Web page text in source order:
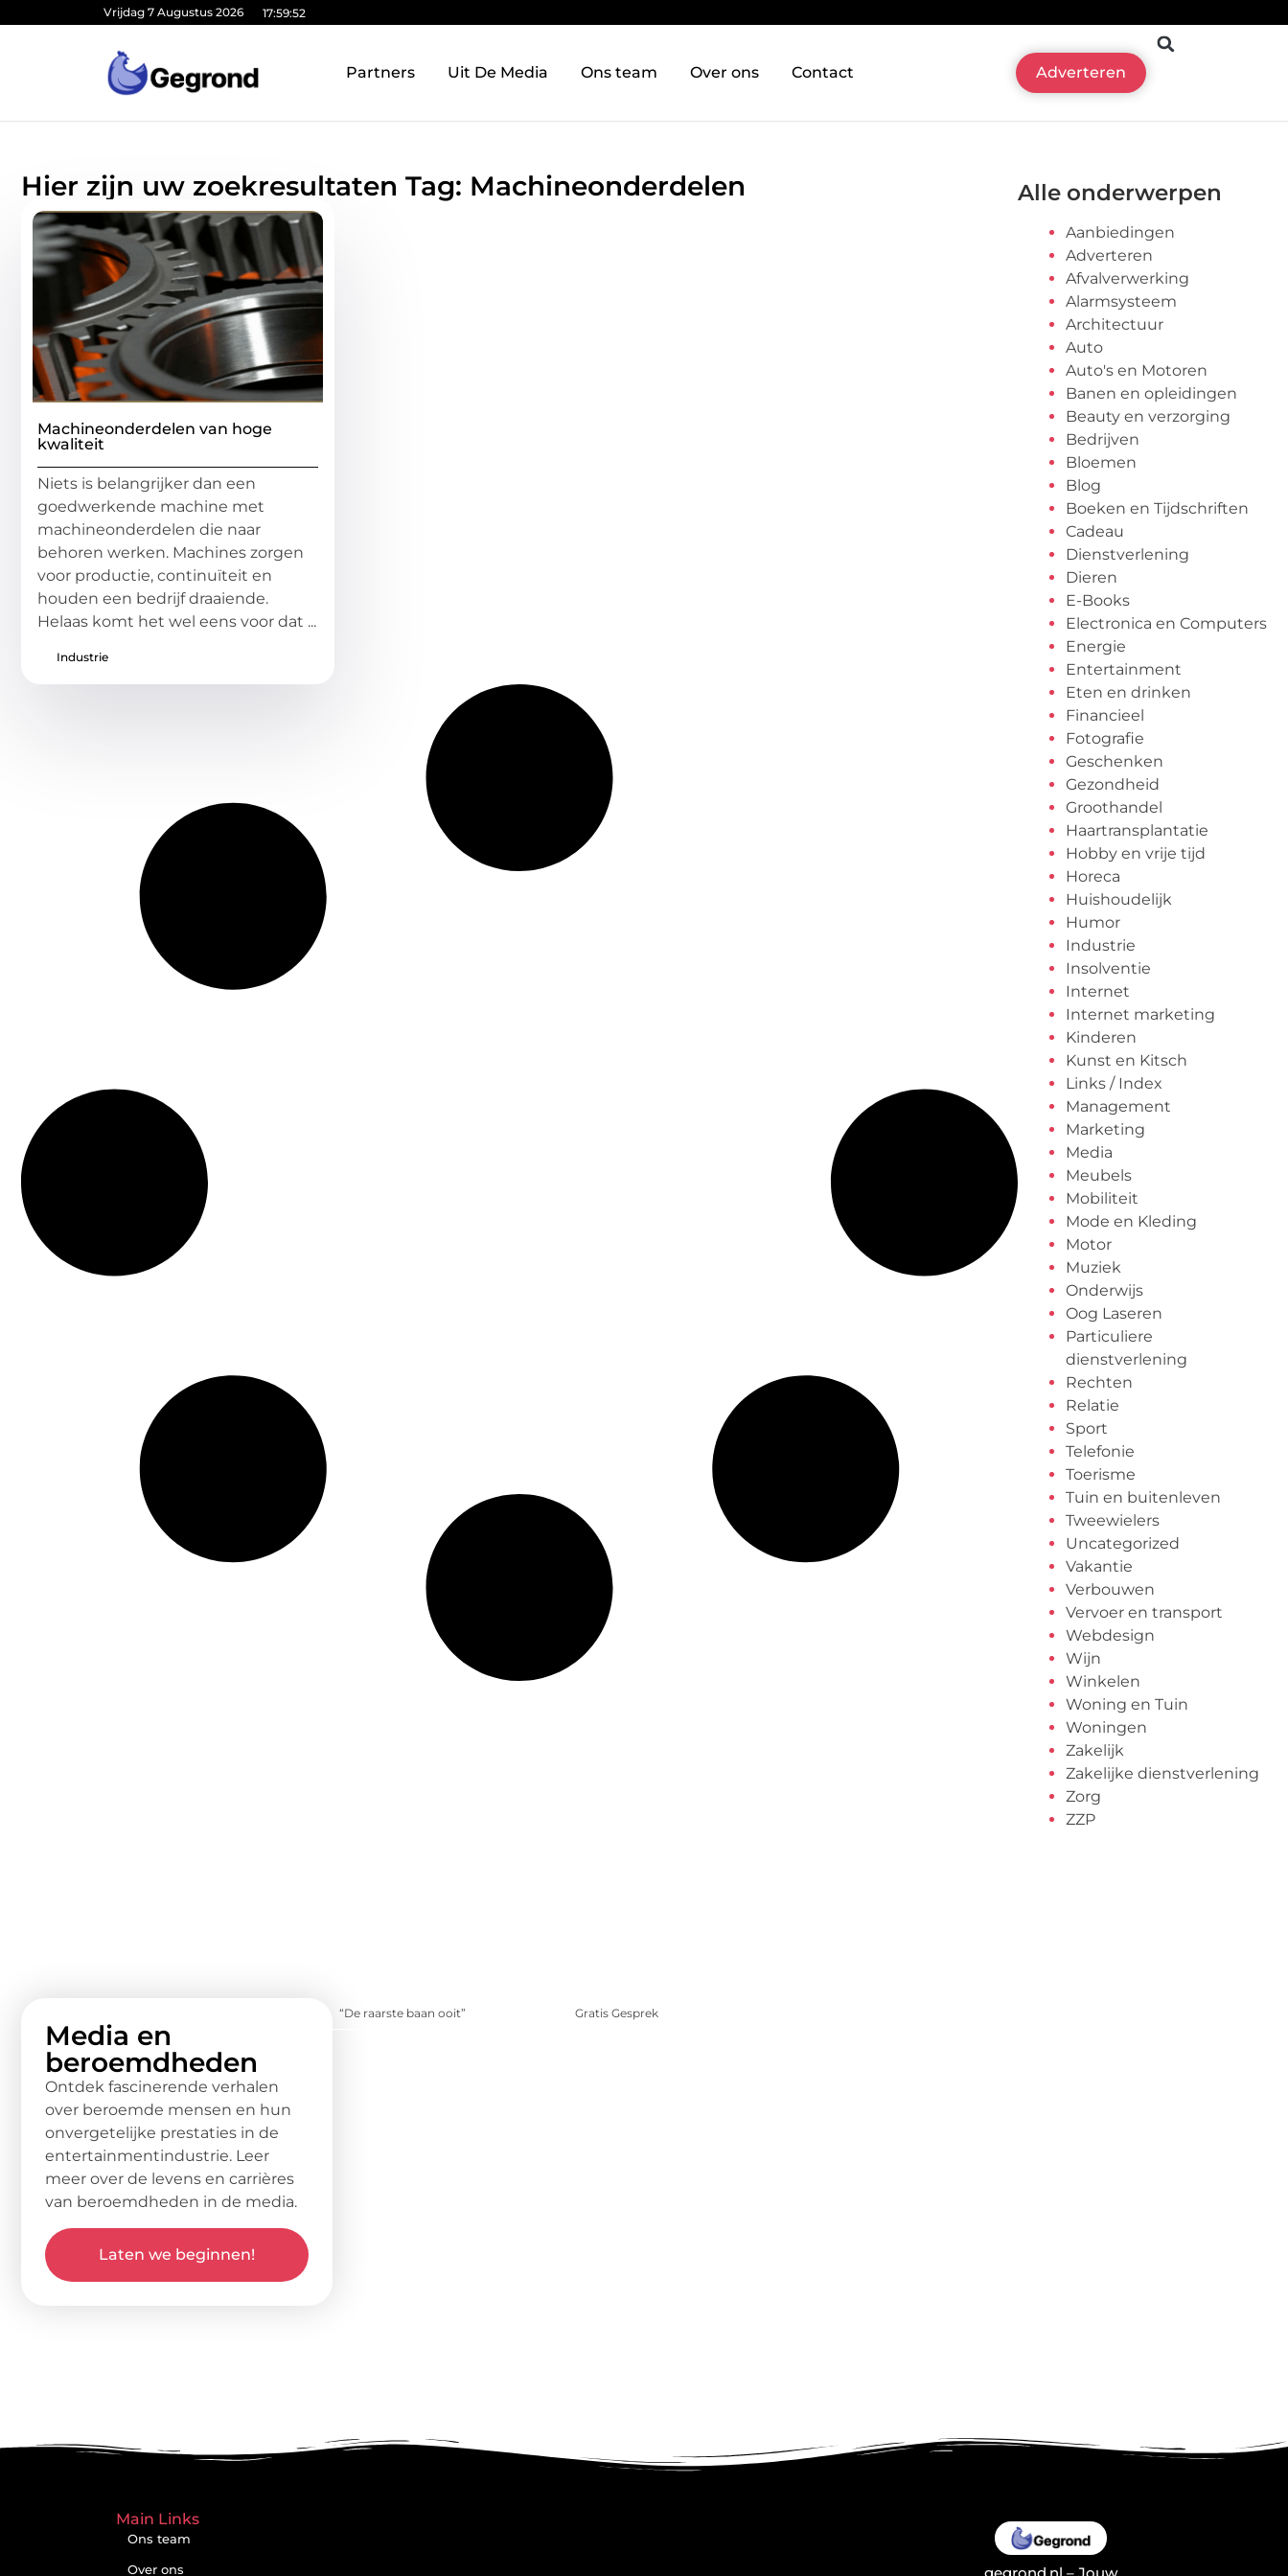
Vrijdag 7 Augustus 2026 17:59:53
Partners Uit De Media Ons team Over ons Contact Adverteren
Hier zijn uw zoekresultaten Tag: Machineonderdelen
Machineonderdelen van hoge
kwaliteit
Niets is belangrijker dan een
goedwerkende machine met
machineonderdelen die naar
behoren werken. Machines zorgen
voor productie, continuïteit en
houden een bedrijf draaiende.
Helaas komt het wel eens voor dat ...
Industrie
Alle onderwerpen
Aanbiedingen
Adverteren
Afvalverwerking
Alarmsysteem
Architectuur
Auto
Auto's en Motoren
Banen en opleidingen
Beauty en verzorging
Bedrijven
Bloemen
Blog
Boeken en Tijdschriften
Cadeau
Dienstverlening
Dieren
E-Books
Electronica en Computers
Energie
Entertainment
Eten en drinken
Financieel
Fotografie
Geschenken
Gezondheid
Groothandel
Haartransplantatie
Hobby en vrije tijd
Horeca
Huishoudelijk
Humor
Industrie
Insolventie
Internet
Internet marketing
Kinderen
Kunst en Kitsch
Links / Index
Management
Marketing
Media
Meubels
Mobiliteit
Mode en Kleding
Motor
Muziek
Onderwijs
Oog Laseren
Particuliere
dienstverlening
Rechten
Relatie
Sport
Telefonie
Toerisme
Tuin en buitenleven
Tweewielers
Uncategorized
Vakantie
Verbouwen
Vervoer en transport
Webdesign
Wijn
Winkelen
Woning en Tuin
Woningen
Zakelijk
Zakelijke dienstverlening
Zorg
ZZP
Media en
beroemdheden
Ontdek fascinerende verhalen
over beroemde mensen en hun
onvergetelijke prestaties in de
entertainmentindustrie. Leer
meer over de levens en carrières
van beroemdheden in de media.
Laten we beginnen!
“De raarste baan ooit” Gratis Gesprek
Main Links
Ons team
Over ons gegrond.nl – Jouw